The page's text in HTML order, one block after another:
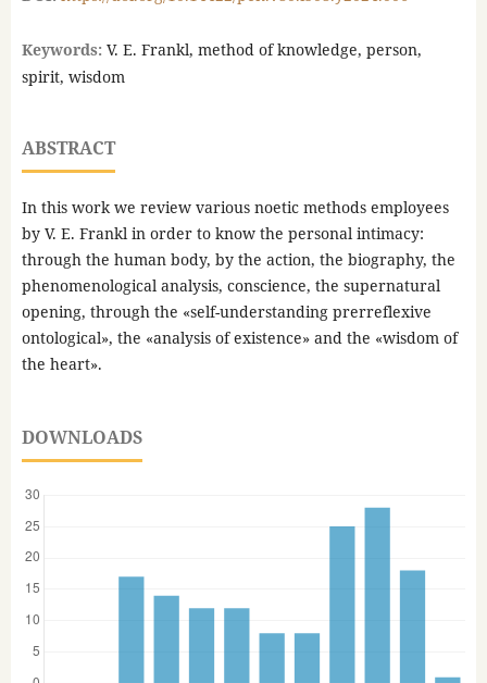
Keywords: V. E. Frankl, method of knowledge, person,
spirit, wisdom
ABSTRACT
In this work we review various noetic methods employees
by V. E. Frankl in order to know the personal intimacy:
through the human body, by the action, the biography, the
phenomenological analysis, conscience, the supernatural
opening, through the «self-understanding prerreflexive
ontological», the «analysis of existence» and the «wisdom of
the heart».
DOWNLOADS